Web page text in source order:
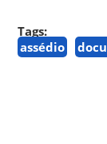
Tags:
assédio